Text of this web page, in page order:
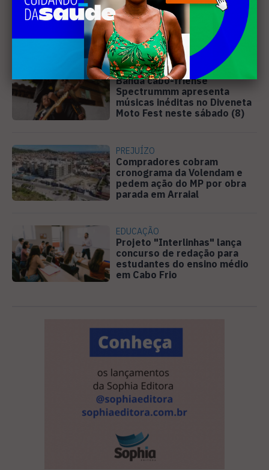
Prefeitura de Cabo Frio
pague horas extras a
professores
MÚSICA
Banda cabo-friense
Spectrummm apresenta
músicas inéditas no Diveneta
Moto Fest neste sábado (8)
PREJUÍZO
Compradores cobram
cronograma da Volendam e
pedem ação do MP por obra
parada em Arraial
EDUCAÇÃO
Projeto "Interlinhas" lança
concurso de redação para
estudantes do ensino médio
em Cabo Frio